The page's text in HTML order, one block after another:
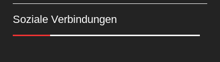
Soziale Verbindungen